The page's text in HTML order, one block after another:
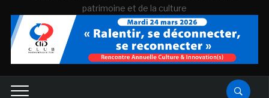
patrimoine et de la culture